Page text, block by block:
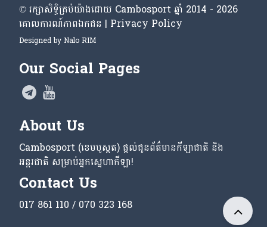
© រក្សា​សិទ្ធិ​គ្រប់​យ៉ាង​ដោយ​ Cambosport ឆ្នាំ 2014 - 2026
គោលការណ៍​ភាព​ឯកជន | Privacy Policy
Designed by Nalo RIM
Our Social Pages
About Us
Cambosport (ខេមបូស្ពត) ផ្តល់ជូនព័ត៌មានកីឡាជាតិ និង
អន្តរជាតិ សម្រាប់អ្នកស្នេហាកីឡា!
Contact Us
017 861 110 / 070 323 168